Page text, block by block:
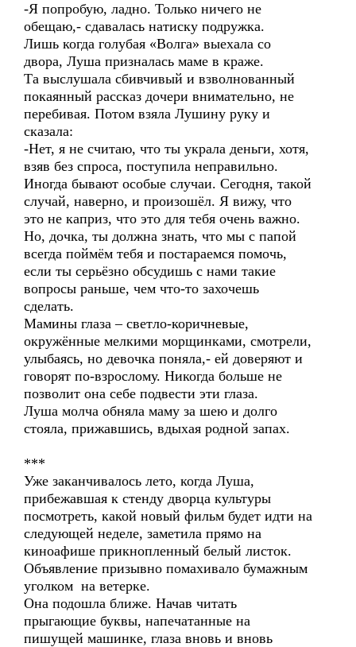
-Я попробую, ладно. Только ничего не
обещаю,- сдавалась натиску подружка.
Лишь когда голубая «Волга» выехала со
двора, Луша призналась маме в краже.
Та выслушала сбивчивый и взволнованный
покаянный рассказ дочери внимательно, не
перебивая. Потом взяла Лушину руку и
сказала:
-Нет, я не считаю, что ты украла деньги, хотя,
взяв без спроса, поступила неправильно.
Иногда бывают особые случаи. Сегодня, такой
случай, наверно, и произошёл. Я вижу, что
это не каприз, что это для тебя очень важно.
Но, дочка, ты должна знать, что мы с папой
всегда поймём тебя и постараемся помочь,
если ты серьёзно обсудишь с нами такие
вопросы раньше, чем что-то захочешь
сделать.
Мамины глаза – светло-коричневые,
окружённые мелкими морщинками, смотрели,
улыбаясь, но девочка поняла,- ей доверяют и
говорят по-взрослому. Никогда больше не
позволит она себе подвести эти глаза.
Луша молча обняла маму за шею и долго
стояла, прижавшись, вдыхая родной запах.
***
Уже заканчивалось лето, когда Луша,
прибежавшая к стенду дворца культуры
посмотреть, какой новый фильм будет идти на
следующей неделе, заметила прямо на
киноафише прикнопленный белый листок.
Объявление призывно помахивало бумажным
уголком на ветерке.
Она подошла ближе. Начав читать
прыгающие буквы, напечатанные на
пишущей машинке, глаза вновь и вновь